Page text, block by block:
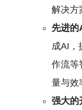
解决方
先进的
成AI，
作流等
量与效
强大的